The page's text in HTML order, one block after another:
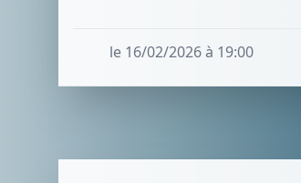
le 16/02/2026 à 19:00